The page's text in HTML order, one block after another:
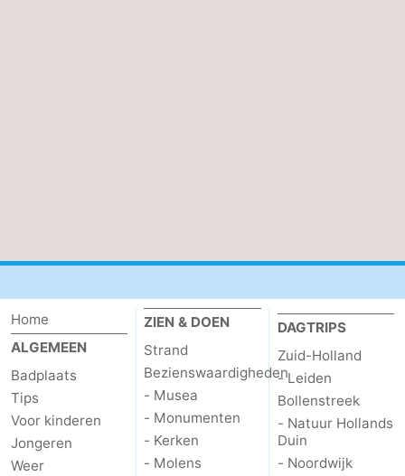
Home
ALGEMEEN
Badplaats
Tips
Voor kinderen
Jongeren
Weer
ZIEN & DOEN
Strand
Bezienswaardigheden
- Musea
- Monumenten
- Kerken
- Molens
DAGTRIPS
Zuid-Holland
- Leiden
Bollenstreek
- Natuur Hollands
Duin
- Noordwijk